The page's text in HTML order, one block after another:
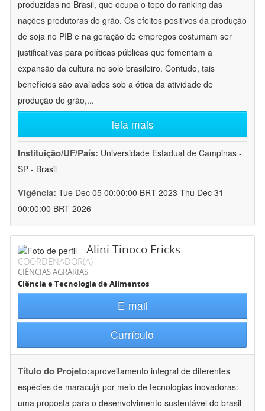
produzidas no Brasil, que ocupa o topo do ranking das
nações produtoras do grão. Os efeitos positivos da produção
de soja no PIB e na geração de empregos costumam ser
justificativas para políticas públicas que fomentam a
expansão da cultura no solo brasileiro. Contudo, tais
benefícios são avaliados sob a ótica da atividade de
produção do grão,...
leia mais
Instituição/UF/País: Universidade Estadual de Campinas -
SP - Brasil
Vigência: Tue Dec 05 00:00:00 BRT 2023-Thu Dec 31
00:00:00 BRT 2026
Alini Tinoco Fricks
COORDENADOR(A)
CIÊNCIAS AGRÁRIAS
Ciência e Tecnologia de Alimentos
E-mail
Currículo
Título do Projeto:aproveitamento integral de diferentes
espécies de maracujá por meio de tecnologias inovadoras:
uma proposta para o desenvolvimento sustentável do brasil